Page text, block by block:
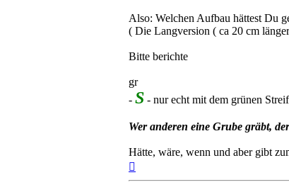
Also: Welchen Aufbau hättest Du
( Die Langversion ( ca 20 cm
Bitte berichte
gr
- S - nur echt mit dem grünen
Wer anderen eine Grube gräbt,
Hätte, wäre, wenn und aber gibt